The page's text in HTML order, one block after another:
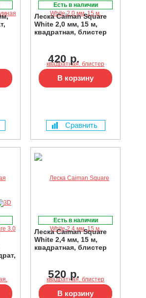
Есть в наличии
Леска Caiman Square
White 2,0 мм, 15 м,
квадратная, блистер
420 р.
В корзину
Сравнить
Есть в наличии
Леска Caiman Square
White 2,4 мм, 15 м,
квадратная, блистер
520 р.
В корзину